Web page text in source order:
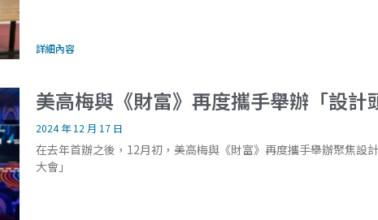
詳細內容
美高梅與《財富》再度攜手舉辦「設計
2024 年 12 月 17 日
在去年首辦之後，12月初，美高梅與《財富》再度攜手舉辦聚焦
大會」